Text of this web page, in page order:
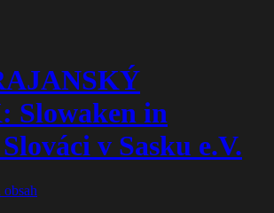
Slowaken in
v Sasku e.V.